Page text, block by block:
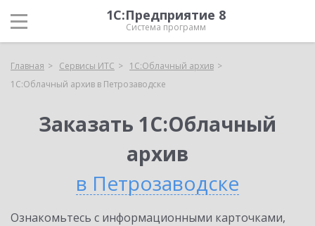
1С:Предприятие 8
Система программ
Главная Сервисы ИТС
1С:Облачный архив
1С:Облачный архив в Петрозаводске
Заказать 1С:Облачный
архив
в Петрозаводске
Ознакомьтесь с информационными карточками,